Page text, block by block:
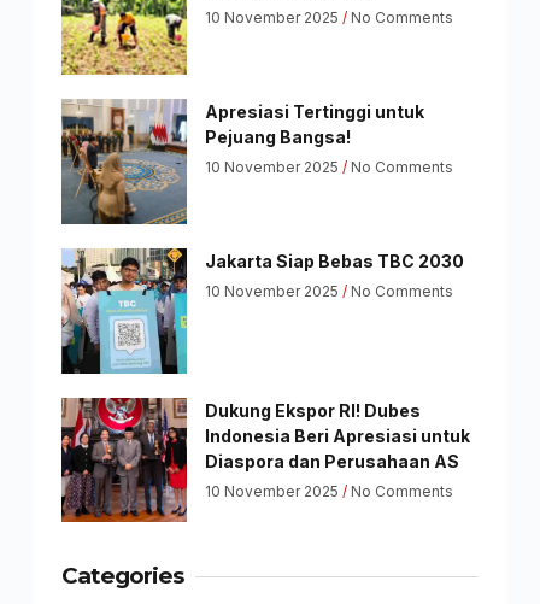
10 November 2025 No Comments
Apresiasi Tertinggi untuk
Pejuang Bangsa!
10 November 2025 No Comments
Jakarta Siap Bebas TBC 2030
10 November 2025 No Comments
Dukung Ekspor RI! Dubes
Indonesia Beri Apresiasi untuk
Diaspora dan Perusahaan AS
10 November 2025 No Comments
Categories